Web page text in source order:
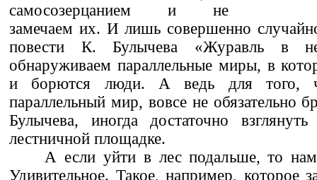
самосозерцанием и не
замечаем их. И лишь совершенно
повести К. Булычева «Журавль в
обнаруживаем параллельные миры, в
и борются люди. А ведь для того,
параллельный мир, вовсе не обязательно
Булычева, иногда достаточно
лестничной площадке.
А если уйти в лес подальше, то нам
Удивительное. Такое, например, которое